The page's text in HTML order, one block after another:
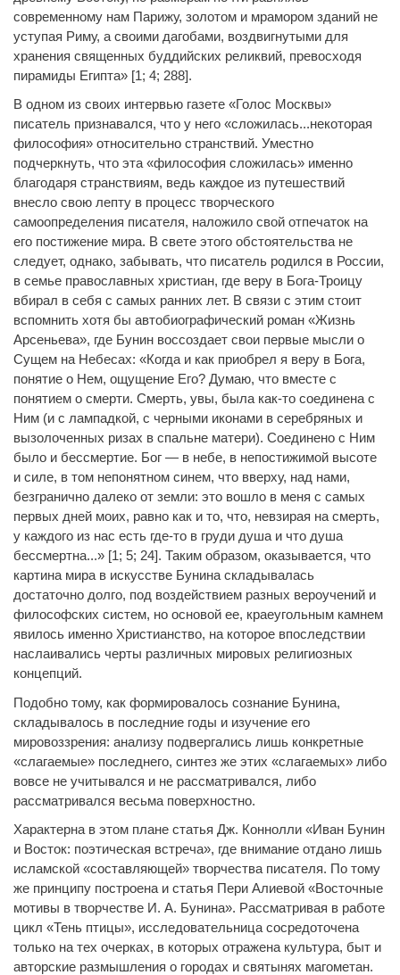
современному нам Парижу, золотом и мрамором зданий не
уступая Риму, а своими дагобами, воздвигнутыми для
хранения священных буддийских реликвий, превосходя
пирамиды Египта» [1; 4; 288].
В одном из своих интервью газете «Голос Москвы»
писатель признавался, что у него «сложилась...некоторая
философия» относительно странствий. Уместно
подчеркнуть, что эта «философия сложилась» именно
благодаря странствиям, ведь каждое из путешествий
внесло свою лепту в процесс творческого
самоопределения писателя, наложило свой отпечаток на
его постижение мира. В свете этого обстоятельства не
следует, однако, забывать, что писатель родился в России,
в семье православных христиан, где веру в Бога-Троицу
вбирал в себя с самых ранних лет. В связи с этим стоит
вспомнить хотя бы автобиографический роман «Жизнь
Арсеньева», где Бунин воссоздает свои первые мысли о
Сущем на Небесах: «Когда и как приобрел я веру в Бога,
понятие о Нем, ощущение Его? Думаю, что вместе с
понятием о смерти. Смерть, увы, была как-то соединена с
Ним (и с лампадкой, с черными иконами в серебряных и
вызолоченных ризах в спальне матери). Соединено с Ним
было и бессмертие. Бог — в небе, в непостижимой высоте
и силе, в том непонятном синем, что вверху, над нами,
безгранично далеко от земли: это вошло в меня с самых
первых дней моих, равно как и то, что, невзирая на смерть,
у каждого из нас есть где-то в груди душа и что душа
бессмертна...» [1; 5; 24]. Таким образом, оказывается, что
картина мира в искусстве Бунина складывалась
достаточно долго, под воздействием разных вероучений и
философских систем, но основой ее, краеугольным камнем
явилось именно Христианство, на которое впоследствии
наслаивались черты различных мировых религиозных
концепций.
Подобно тому, как формировалось сознание Бунина,
складывалось в последние годы и изучение его
мировоззрения: анализу подвергались лишь конкретные
«слагаемые» последнего, синтез же этих «слагаемых» либо
вовсе не учитывался и не рассматривался, либо
рассматривался весьма поверхностно.
Характерна в этом плане статья Дж. Коннолли «Иван Бунин
и Восток: поэтическая встреча», где внимание отдано лишь
исламской «составляющей» творчества писателя. По тому
же принципу построена и статья Пери Алиевой «Восточные
мотивы в творчестве И. А. Бунина». Рассматривая в работе
цикл «Тень птицы», исследовательница сосредоточена
только на тех очерках, в которых отражена культура, быт и
авторские размышления о городах и святынях магометан.